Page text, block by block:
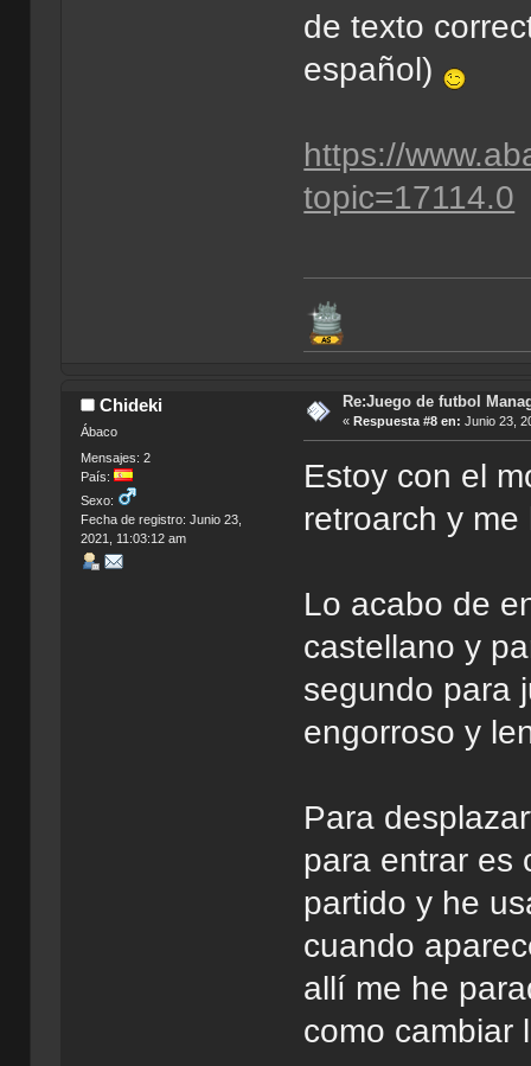
de texto
español)
https://
topic=17114.0
Chideki
Ábaco
Mensajes: 2
País:
Sexo:
Fecha de registro: Junio 23,
2021, 11:03:12 am
Re:Juego de futbol
« Respuesta #8 en: Junio 23,
Estoy con el
retroarch y
Lo acabo de
castellano y
segundo para
engorroso y
Para
para entrar es
partido y he
cuando
allí me he
como cambiar